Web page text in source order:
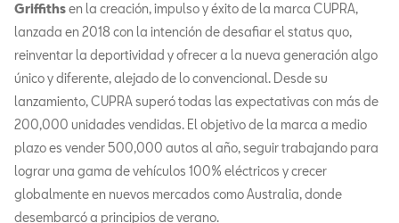
Griffithsen la creación, impulso y éxito de la marca CUPRA,
lanzada en 2018 con la intención de desafiar el status quo,
reinventar la deportividad y ofrecer a la nueva generación algo
único y diferente, alejado de lo convencional. Desde su
lanzamiento, CUPRA superó todas las expectativas con más de
200,000 unidades vendidas. El objetivo de la marca a medio
plazo es vender 500,000 autos al año, seguir trabajando para
lograr una gama de vehículos 100% eléctricos y crecer
globalmente en nuevos mercados como Australia, donde
desembarcó a principios de verano.